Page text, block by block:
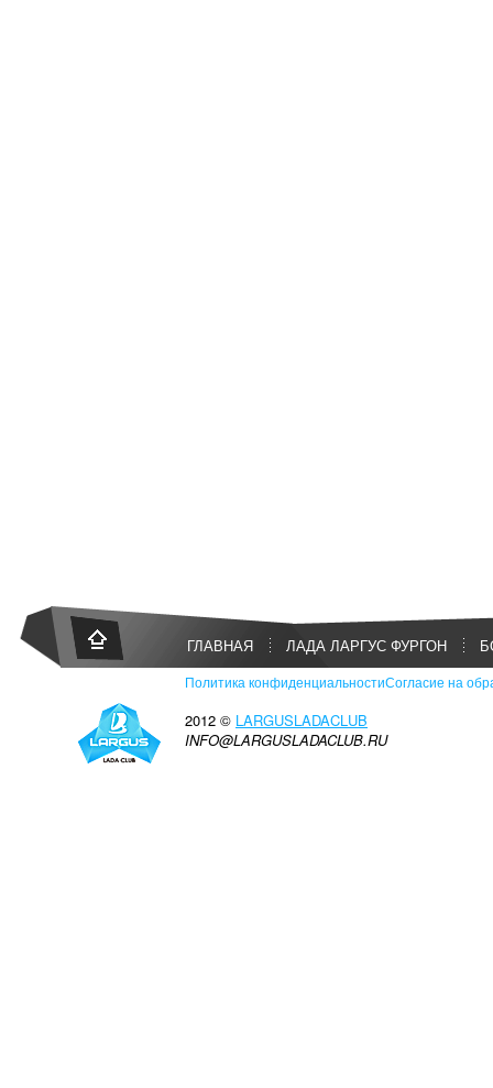
ГЛАВНАЯ ЛАДА ЛАРГУС ФУРГОН
Политика конфиденциальностиСогласие на
2012 © LARGUSLADACLUB
INFO@LARGUSLADACLUB.RU